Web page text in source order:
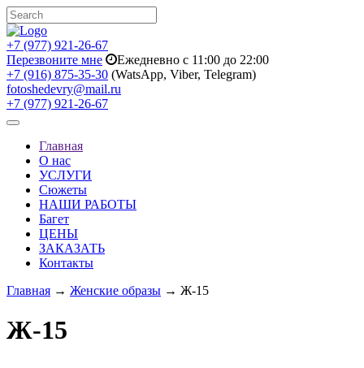
+7 (977) 921-26-67
Перезвоните мне
Ежедневно с 11:00 до 22:00
+7 (916) 875-35-30 (WatsApp, Viber, Telegram)
fotoshedevry@mail.ru
+7 (977) 921-26-67
Toggle
navigationГлавная
О нас
УСЛУГИ
Сюжеты
НАШИ РАБОТЫ
Багет
ЦЕНЫ
ЗАКАЗАТЬ
Контакты
Главная → Женские образы → Ж-15
Ж-15